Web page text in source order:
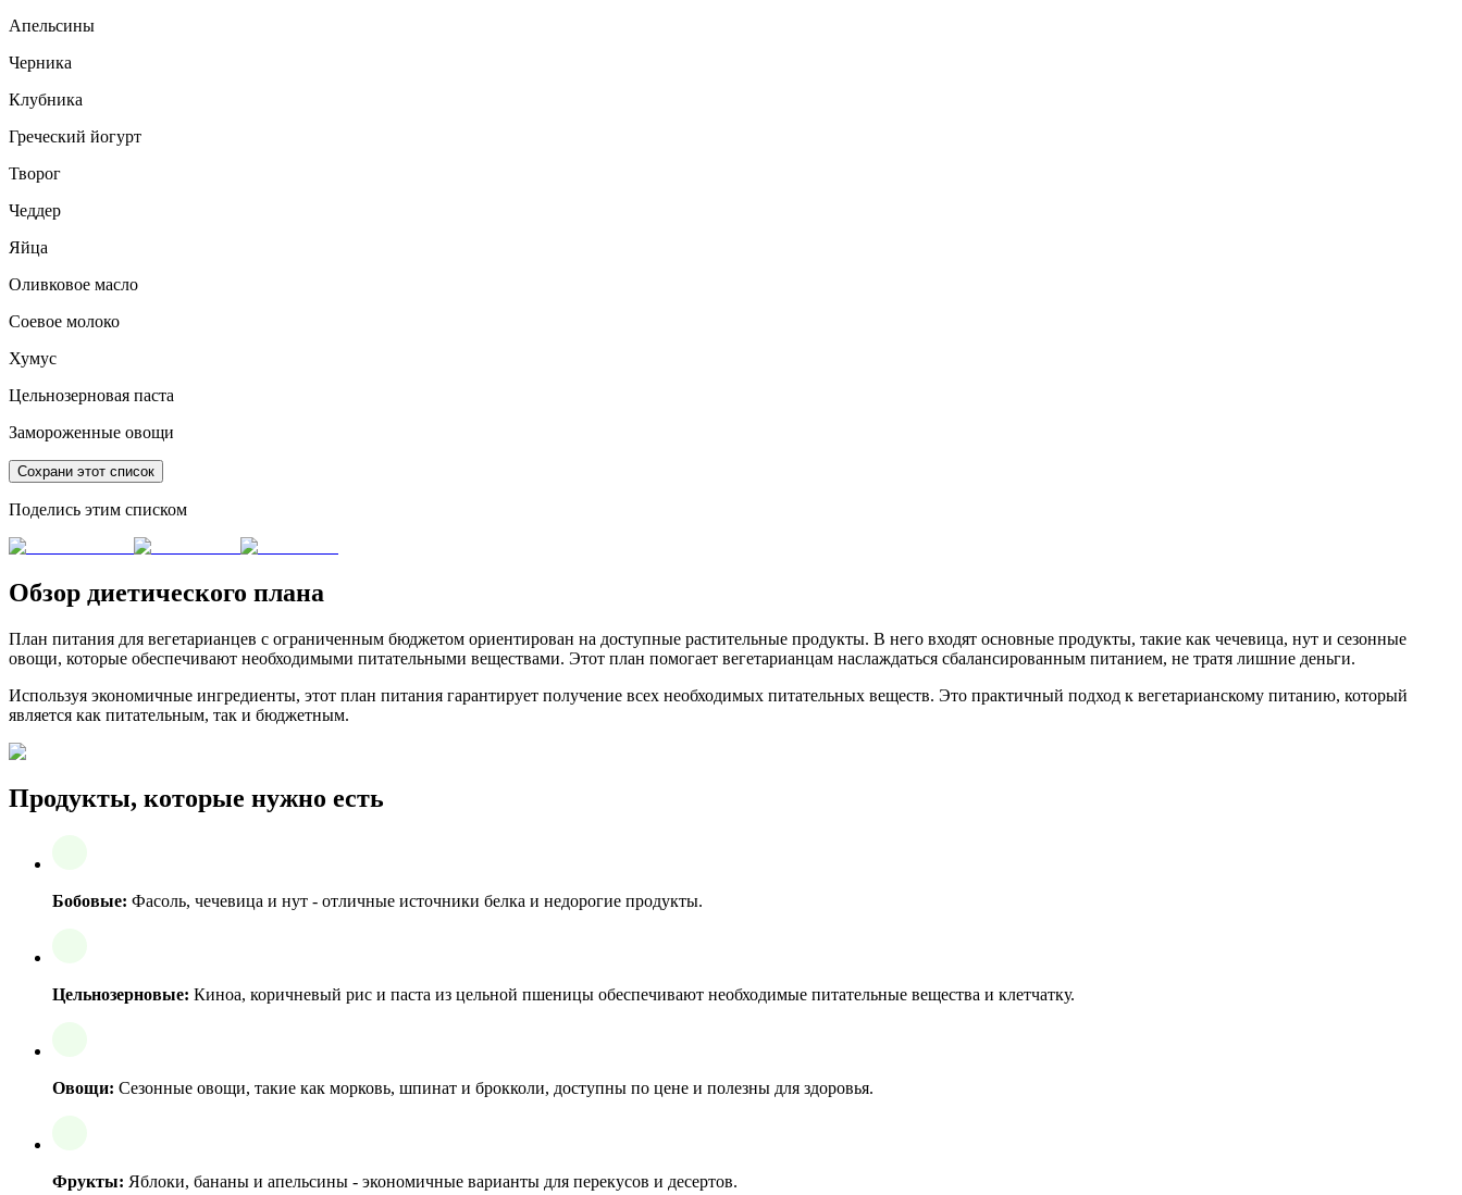
Апельсины
Черника
Клубника
Греческий йогурт
Творог
Чеддер
Яйца
Оливковое масло
Соевое молоко
Хумус
Цельнозерновая паста
Замороженные овощи
Сохрани этот список
Поделись этим списком
Обзор диетического плана
План питания для вегетарианцев с ограниченным бюджетом ориентирован на доступные растительные продукты. В него входят основные продукты, такие как чечевица, нут и сезонные
овощи, которые обеспечивают необходимыми питательными веществами. Этот план помогает вегетарианцам наслаждаться сбалансированным питанием, не тратя лишние деньги.
Используя экономичные ингредиенты, этот план питания гарантирует получение всех необходимых питательных веществ. Это практичный подход к вегетарианскому питанию, который
является как питательным, так и бюджетным.
Продукты, которые нужно есть
Бобовые: Фасоль, чечевица и нут - отличные источники белка и недорогие продукты.
Цельнозерновые: Киноа, коричневый рис и паста из цельной пшеницы обеспечивают необходимые питательные вещества и клетчатку.
Овощи: Сезонные овощи, такие как морковь, шпинат и брокколи, доступны по цене и полезны для здоровья.
Фрукты: Яблоки, бананы и апельсины - экономичные варианты для перекусов и десертов.